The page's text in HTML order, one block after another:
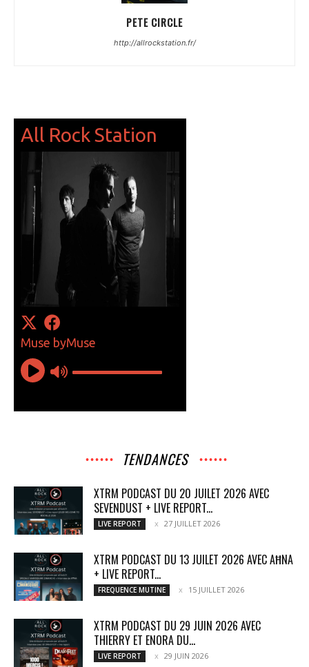
PETE CIRCLE
http://allrockstation.fr/
TENDANCES
XTRM PODCAST DU 20 JUILET 2026 AVEC
SEVENDUST + LIVE REPORT...
LIVE REPORT 27 JUILLET 2026
XTRM PODCAST DU 13 JUILET 2026 AVEC AĦNA
+ LIVE REPORT...
FREQUENCE MUTINE 15 JUILLET 2026
XTRM PODCAST DU 29 JUIN 2026 AVEC
THIERRY ET ENORA DU...
LIVE REPORT 29 JUIN 2026